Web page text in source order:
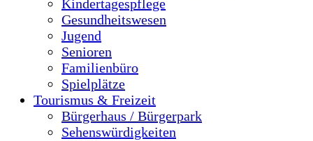
Kindertagespflege
Gesundheitswesen
Jugend
Senioren
Familienbüro
Spielplätze
Tourismus & Freizeit
Bürgerhaus / Bürgerpark
Sehenswürdigkeiten